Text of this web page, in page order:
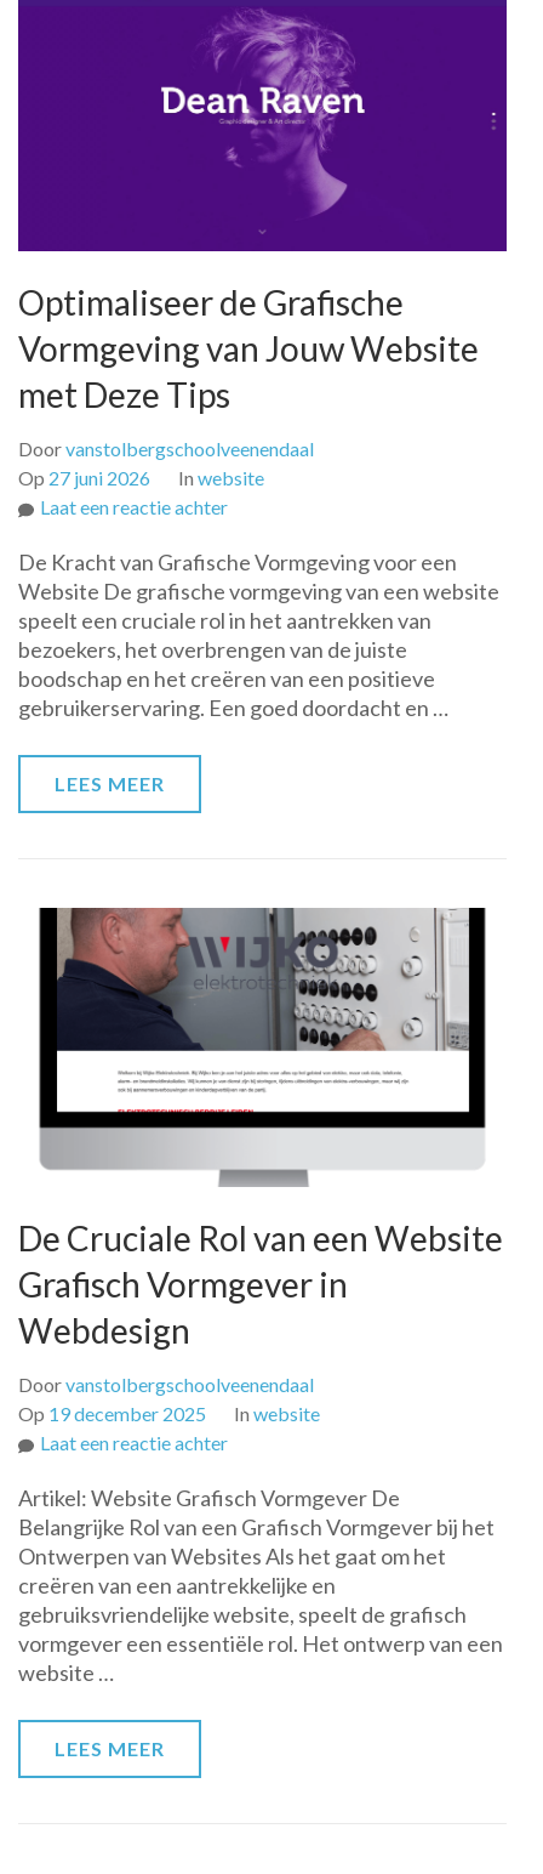
Optimaliseer de Grafische
Vormgeving van Jouw Website
met Deze Tips
Doorvanstolbergschoolveenendaal
Op 27 juni 2026 In website
Laat een reactie achterop
de
Grafische
Vormgeving
van
Jouw
Website
De Kracht van Grafische Vormgeving voor een
Website De grafische vormgeving van een website
speelt een cruciale rol in het aantrekken van
bezoekers, het overbrengen van de juiste
boodschap en het creëren van een positieve
gebruikerservaring. Een goed doordacht en …
LEES MEER
De Cruciale Rol van een Website
Grafisch Vormgever in
Webdesign
Doorvanstolbergschoolveenendaal
Op 19 december 2025 In website
Laat een reactie achterop
Cruciale
Rol
van
een
Website
Grafisch
Artikel: Website Grafisch Vormgever De
Belangrijke Rol van een Grafisch Vormgever bij het
Ontwerpen van Websites Als het gaat om het
creëren van een aantrekkelijke en
gebruiksvriendelijke website, speelt de grafisch
vormgever een essentiële rol. Het ontwerp van een
website …
LEES MEER